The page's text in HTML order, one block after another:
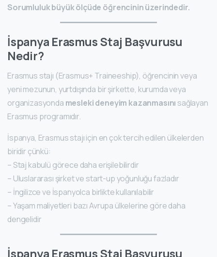
Sorumluluk büyük ölçüde öğrencinin üzerindedir.
İspanya Erasmus Staj Başvurusu
Nedir?
Erasmus stajı (Erasmus+ Traineeship), öğrencinin veya
yeni mezunun, yurtdışında bir şirkette, kurumda veya
organizasyonda mesleki deneyim kazanmasını sağlayan
Erasmus programıdır.
İspanya, Erasmus stajı için en çok tercih edilen ülkelerden
biridir çünkü:
– Staj kabulü görece daha erişilebilirdir
– Uluslararası şirket ve start-up yoğunluğu fazladır
– İngilizce ve İspanyolca birlikte kullanılabilir
– Yaşam maliyetleri bazı Avrupa ülkelerine göre daha
dengelidir
İspanya Erasmus Staj Başvurusu